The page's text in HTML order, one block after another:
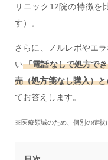
リニック12院の特徴を
す）。
さらに、ノルレボやエ
い「電話なしで処方で
売（処方箋なし購入）
てお答えします。
※医療領域のため、個別の症状